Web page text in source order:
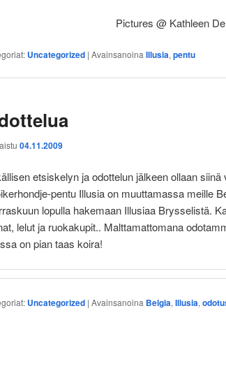
Pictures @ Kathleen
Uncategorized | Avainsanoina Illusia, pentu
04.11.2009
etsiskelyn ja odottelun jälkeen ollaan
pentu Illusia on muuttamassa meille
lopulla hakemaan Illusiaa Brysselistä.
lelut ja ruokakupit.. Malttamattomana
on pian taas koira!
Uncategorized | Avainsanoina Belgia, Illusia,